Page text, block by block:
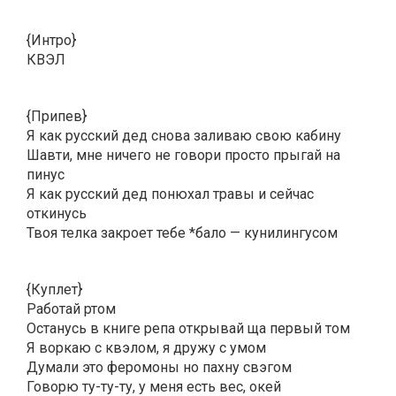
{Интро}
КВЭЛ
{Припев}
Я как русский дед снова заливаю свою кабину
Шавти, мне ничего не говори просто прыгай на
пинус
Я как русский дед понюхал травы и сейчас
откинусь
Твоя телка закроет тебе *бало — кунилингусом
{Куплет}
Работай ртом
Останусь в книге репа открывай ща первый том
Я воркаю с квэлом, я дружу с умом
Думали это феромоны но пахну свэгом
Говорю ту-ту-ту, у меня есть вес, окей